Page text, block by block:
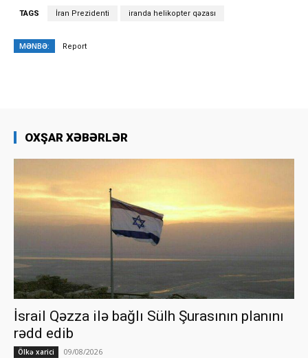
TAGS İran Prezidenti iranda helikopter qəzası
MƏNBƏ: Report
OXŞAR XƏBƏRLƏR
İsrail Qəzza ilə bağlı Sülh Şurasının planını
rədd edib
Ölkə xarici 09/08/2026